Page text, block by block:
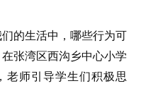
的生活中，哪些行为可
张湾区西沟乡中心小学
老师引导学生们积极思